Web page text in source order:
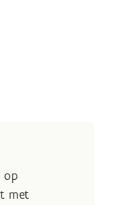
op
met